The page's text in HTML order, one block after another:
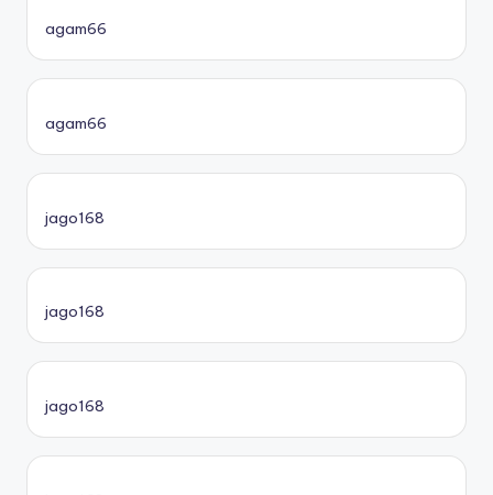
agam66
agam66
jago168
jago168
jago168